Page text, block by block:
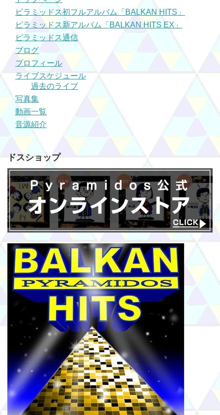
ピラミッドス初フルアルバム「BALKAN HITS」
ピラミッドス新アルバム「BALKAN HITS EX」
ピラミッドス通信
ブログ
プロフィール
ライブスケジュール
過去のライブ
写真集
動画一覧
音源紹介
ドスショップ